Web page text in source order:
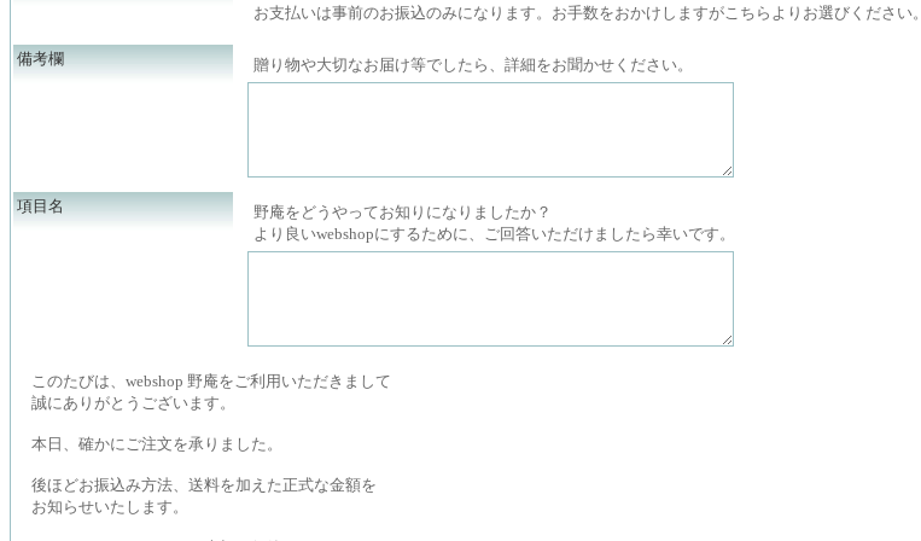
お支払いは事前のお振込のみになります。お手数をおかけしますがこちらよりお選びください。
備考欄 贈り物や大切なお届け等でしたら、詳細をお聞かせください。
項目名
野庵をどうやってお知りになりましたか？
より良いwebshopにするために、ご回答いただけましたら幸いです。
このたびは、webshop 野庵をご利用いただきまして
誠にありがとうございます。
本日、確かにご注文を承りました。
後ほどお振込み方法、送料を加えた正式な金額を
お知らせいたします。